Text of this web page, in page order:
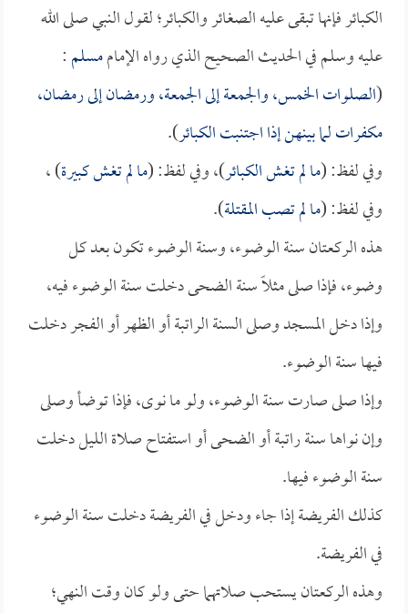
الكبائر فإنها تبقى عليه الصغائر والكبائر؛ لقول النبي صلى الله
عليه وسلم في الحديث الصحيح الذي رواه الإماممسلم:
(الصلوات الخمس، والجمعة إلى الجمعة، ورمضان إلى رمضان،
مكفرات لما بينهن إذا اجتنبت الكبائر).
وفي لفظ: (ما لم تغش الكبائر)، وفي لفظ: (ما لم تغش كبيرة) ،
وفي لفظ: (ما لم تصب المقتلة).
هذه الركعتان سنة الوضوء، وسنة الوضوء تكون بعد كل
وضوء، فإذا صلى مثلاً سنة الضحى دخلت سنة الوضوء فيه،
وإذا دخل المسجد وصلى السنة الراتبة أو الظهر أو الفجر دخلت
فيها سنة الوضوء.
وإذا صلى صارت سنة الوضوء، ولو ما نوى، فإذا توضأ وصلى
وإن نواها سنة راتبة أو الضحى أو استفتاح صلاة الليل دخلت
سنة الوضوء فيها.
كذلك الفريضة إذا جاء ودخل في الفريضة دخلت سنة الوضوء
في الفريضة.
وهذه الركعتان يستحب صلاتهما حتى ولو كان وقت النهي؛